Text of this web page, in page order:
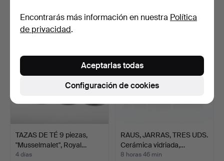
TAZAS DE TÉ 9 piezas,
"Musselmalet", Royal…
4 días
RAUS, JARRAS, TRES UDS.
Cerámica vidriada,…
8 horas 46 min
Encontrarás más información en nuestra Política
de privacidad.
Configuración de cookies
Aceptarlas todas